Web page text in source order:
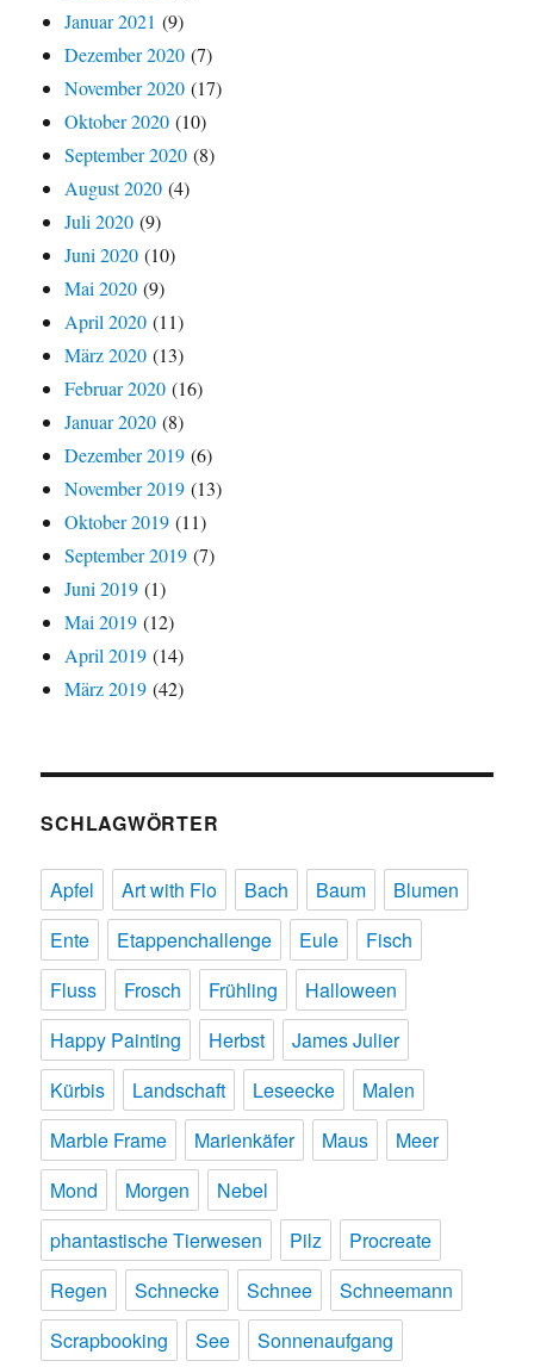
Januar 2021 (9)
Dezember 2020 (7)
November 2020 (17)
Oktober 2020 (10)
September 2020 (8)
August 2020 (4)
Juli 2020 (9)
Juni 2020 (10)
Mai 2020 (9)
April 2020 (11)
März 2020 (13)
Februar 2020 (16)
Januar 2020 (8)
Dezember 2019 (6)
November 2019 (13)
Oktober 2019 (11)
September 2019 (7)
Juni 2019 (1)
Mai 2019 (12)
April 2019 (14)
März 2019 (42)
SCHLAGWÖRTER
Apfel Art with Flo Bach Baum
Blumen
Ente
Etappenchallenge Eule
Fisch
Fluss
Frosch Frühling
Halloween
Happy Painting
Herbst
James Julier
Kürbis
Landschaft Leseecke
Malen
Marble Frame
Marienkäfer Maus
Meer
Mond
Morgen
Nebel
phantastische Tierwesen
Pilz
Procreate
Regen
Schnecke Schnee
Schneemann
Scrapbooking
See Sonnenaufgang